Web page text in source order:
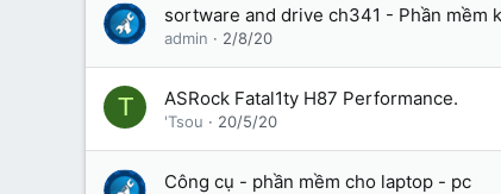
sortware and drive ch341 - Phần mềm
admin 2/8/20
T ASRock Fatal1ty H87 Performance.
'Tsou 20/5/20
Công cụ - phần mềm cho laptop - pc